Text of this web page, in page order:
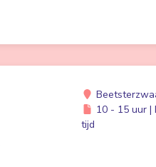
10 - 15 uur |
tijd